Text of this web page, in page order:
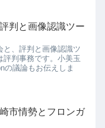
判と画像認識ツー
と、評判と画像認識ツ
評判事務です。小美玉
の議論もお伝えしま
市情勢とフロンガ